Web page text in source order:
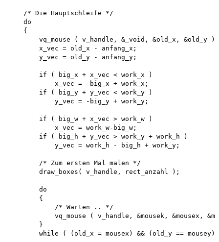
    /* Die Hauptschleife */
    do
    {
vq_mouse ( v_handle, &_void, &old_x, &old_y
        x_vec = old_x - anfang_x;
        y_vec = old_y - anfang_y;
        if ( big_x + x_vec < work_x )
            x_vec = -big_x + work_x;
        if ( big_y + y_vec < work_y )
            y_vec = -big_y + work_y;
        if ( big_w + x_vec > work_w )
            x_vec = work_w-big_w;
        if ( big_h + y_vec > work_y + work_h )
            y_vec = work_h - big_h + work_y;
        /* Zum ersten Mal malen */
        draw_boxes( v_handle, rect_anzahl );
        do
        {
            /* Warten .. */
vq_mouse ( v_handle, &mousek, &mousex,
        }
while ( (old_x = mousex) && (old_y == mousey)